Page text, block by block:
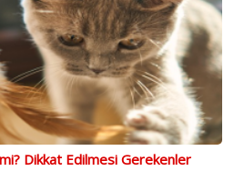
Dikkat Edilmesi Gerekenler